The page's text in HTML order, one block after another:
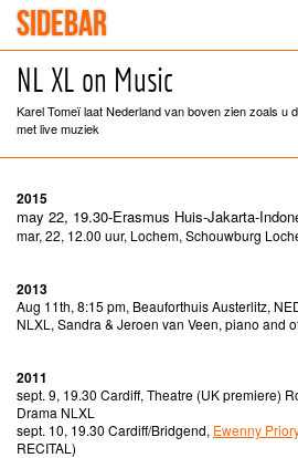
SIDEBAR
NL XL on Music
Karel Tomeï laat Nederland van boven zien zoals u
met live muziek
2015
may 22, 19.30-Erasmus Huis-Jakarta-
mar, 22, 12.00 uur, Lochem, Schouwburg
2013
Aug 11th, 8:15 pm, Beauforthuis Austerlitz,
NLXL, Sandra & Jeroen van Veen, piano and
2011
sept. 9, 19.30 Cardiff, Theatre (UK premiere)
Drama NLXL
sept. 10, 19.30 Cardiff/Bridgend, Ewenny
RECITAL)